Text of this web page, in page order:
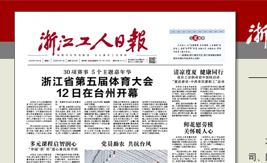
不
司、